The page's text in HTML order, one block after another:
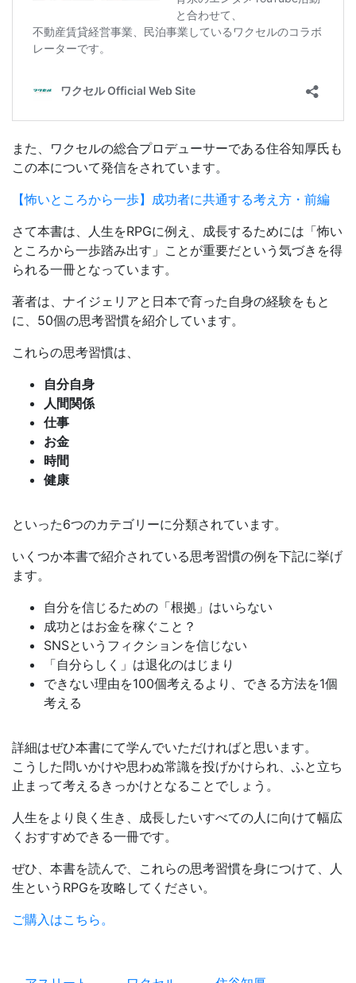
また、ワクセルの総合プロデューサーである住谷知厚氏も
この本について発信をされています。
【怖いところから一歩】成功者に共通する考え方・前編
さて本書は、人生をRPGに例え、成長するためには「怖い
ところから一歩踏み出す」ことが重要だという気づきを得
られる一冊となっています。
著者は、ナイジェリアと日本で育った自身の経験をもと
に、50個の思考習慣を紹介しています。
これらの思考習慣は、
自分自身
人間関係
仕事
お金
時間
健康
といった6つのカテゴリーに分類されています。
いくつか本書で紹介されている思考習慣の例を下記に挙げ
ます。
自分を信じるための「根拠」はいらない
成功とはお金を稼ぐこと？
SNSというフィクションを信じない
「自分らしく」は退化のはじまり
できない理由を100個考えるより、できる方法を1個
考える
詳細はぜひ本書にて学んでいただければと思います。
こうした問いかけや思わぬ常識を投げかけられ、ふと立ち
止まって考えるきっかけとなることでしょう。
人生をより良く生き、成長したいすべての人に向けて幅広
くおすすめできる一冊です。
ぜひ、本書を読んで、これらの思考習慣を身につけて、人
生というRPGを攻略してください。
ご購入はこちら。